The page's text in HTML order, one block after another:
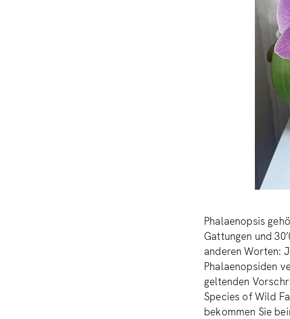
Phalaenopsis
Gattungen und
anderen Worten:
Phalaenopsiden
geltenden
Species of Wild
bekommen Sie